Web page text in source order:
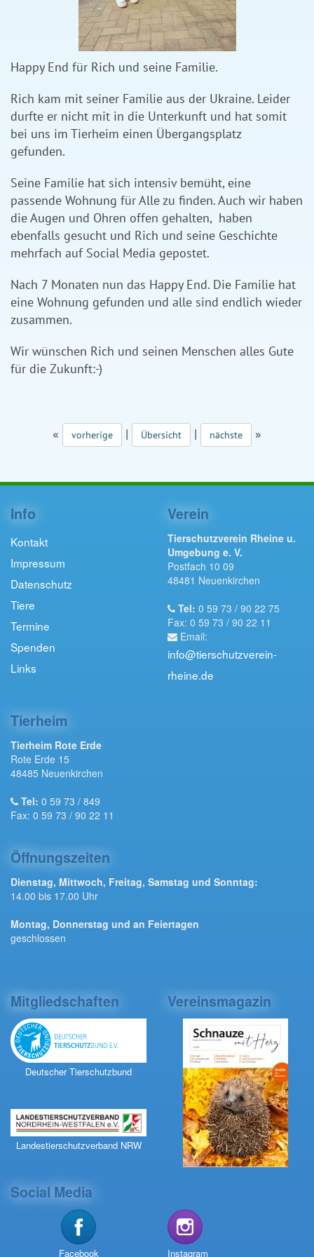
Happy End für Rich und seine Familie.
Rich kam mit seiner Familie aus der Ukraine. Leider
durfte er nicht mit in die Unterkunft und hat somit
bei uns im Tierheim einen Übergangsplatz
gefunden.
Seine Familie hat sich intensiv bemüht, eine
passende Wohnung für Alle zu finden. Auch wir haben
die Augen und Ohren offen gehalten, haben
ebenfalls gesucht und Rich und seine Geschichte
mehrfach auf Social Media gepostet.
Nach 7 Monaten nun das Happy End. Die Familie hat
eine Wohnung gefunden und alle sind endlich wieder
zusammen.
Wir wünschen Rich und seinen Menschen alles Gute
für die Zukunft:-)
« vorherige | Übersicht | nächste »
Info
Kontakt
Impressum
Datenschutz
Tiere
Termine
Spenden
Links
Verein
Tierschutzverein Rheine u.
Umgebung e. V.
Postfach 10 09
48481 Neuenkirchen
Tel: 0 59 73 / 90 22 75
Fax: 0 59 73 / 90 22 11
Email:
info@tierschutzverein-
rheine.de
Tierheim
Tierheim Rote Erde
Rote Erde 15
48485 Neuenkirchen
Tel: 0 59 73 / 849
Fax: 0 59 73 / 90 22 11
Öffnungszeiten
Dienstag, Mittwoch, Freitag, Samstag und Sonntag:
14.00 bis 17.00 Uhr
Montag, Donnerstag und an Feiertagen
geschlossen
Mitgliedschaften
Deutscher Tierschutzbund
Landestierschutzverband NRW
Vereinsmagazin
Social Media
Facebook Instagram